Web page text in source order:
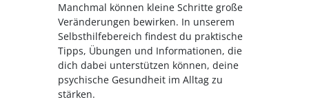
Manchmal können kleine Schritte große
Veränderungen bewirken. In unserem
Selbsthilfebereich findest du praktische
Tipps, Übungen und Informationen, die
dich dabei unterstützen können, deine
psychische Gesundheit im Alltag zu
stärken.